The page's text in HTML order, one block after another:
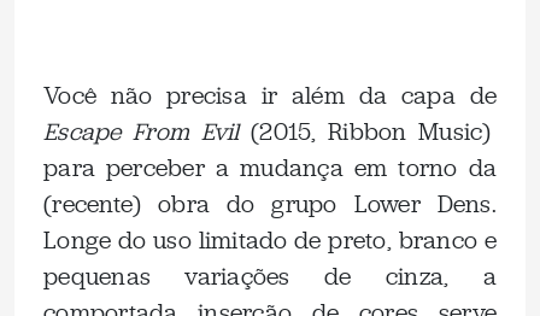
Você não precisa ir além da capa de
Escape From Evil(2015, Ribbon Music)
para perceber a mudança em torno da
(recente) obra do grupo Lower Dens.
Longe do uso limitado de preto, branco e
pequenas variações de cinza, a